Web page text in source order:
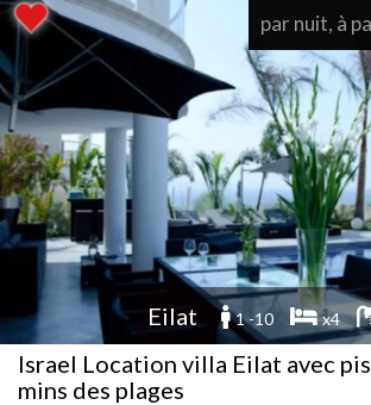
par nuit, à
Eilat 1 -10 x4
Israel Location villa Eilat avec
mins des plages